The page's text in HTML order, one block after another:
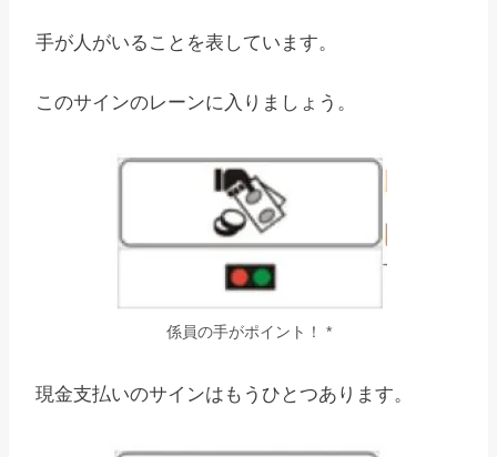
手が人がいることを表しています。
このサインのレーンに入りましょう。
係員の手がポイント！ *
現金支払いのサインはもうひとつあります。